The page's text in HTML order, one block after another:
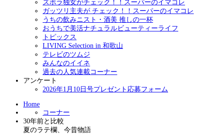
ズボラ独女がチェック！！スーパーのイマコレ
ガッツリ主夫が チェック！！スーパーのイマコレ
うちの飲みニスト・酒美 推しの一杯
おうちで美活ナチュラルビューティーライフ
トピックス
LIVING Selection in 和歌山
テレビのツムジ
みんなのイイネ
過去の人気連載コーナー
アンケート
2026年1月10日号プレゼント応募フォーム
Home
コーナー
30年前と比較
夏のラテ欄、今昔物語